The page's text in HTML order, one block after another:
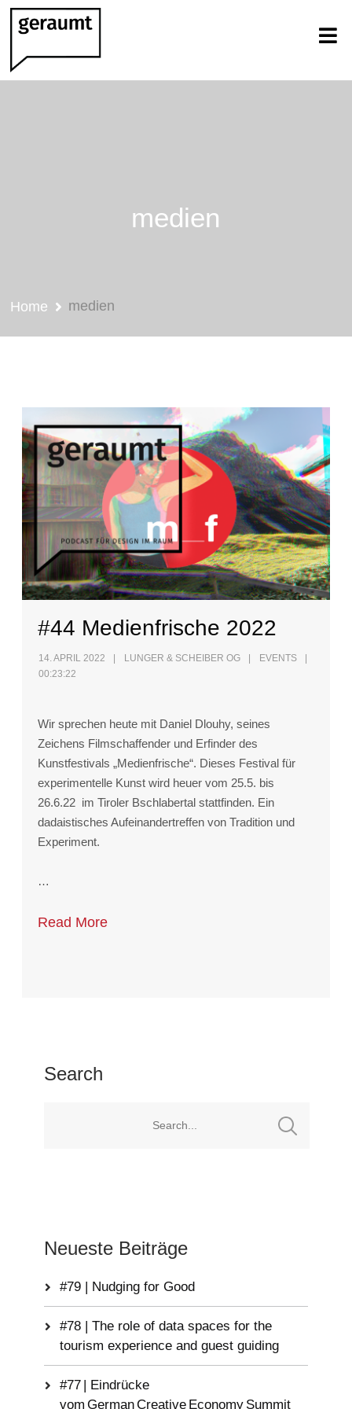
medien
Home medien
#44 Medienfrische 2022
14. APRIL 2022 LUNGER & SCHEIBER OG
EVENTS
00:23:22
Wir sprechen heute mit Daniel Dlouhy, seines
Zeichens Filmschaffender und Erfinder des
Kunstfestivals „Medienfrische“. Dieses Festival für
experimentelle Kunst wird heuer vom 25.5. bis
26.6.22 im Tiroler Bschlabertal stattfinden. Ein
dadaistisches Aufeinandertreffen von Tradition und
Experiment.
…
Read More
Search
Neueste Beiträge
#79 | Nudging for Good
#78 | The role of data spaces for the
tourism experience and guest guiding
#77 | Eindrücke
vom German Creative Economy Summit